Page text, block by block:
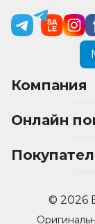
Компания
Онлайн
© 2026